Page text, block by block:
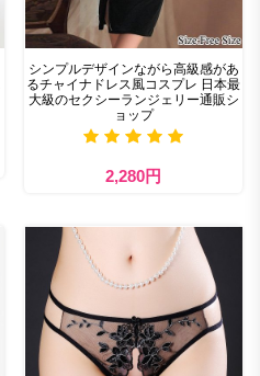
シンプルデザインながら高級感があ
るチャイナドレス風コスプレ 日本最
大級のセクシーランジェリー通販シ
ョップ
2,280円